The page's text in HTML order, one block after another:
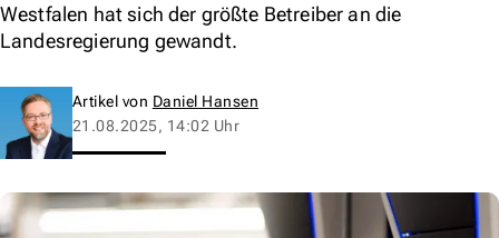
Westfalen hat sich der größte Betreiber an die
Landesregierung gewandt.
Artikel von Daniel Hansen
21.08.2025, 14:02 Uhr